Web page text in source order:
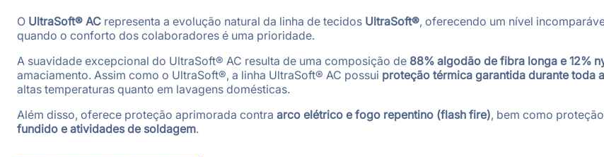
O UltraSoft® AC representa a evolução natural da linha de tecidos UltraSoft®, oferecendo um nível
quando o conforto dos colaboradores é uma prioridade.
A suavidade excepcional do UltraSoft® AC resulta de uma composição de 88% algodão de fibra longa e 12%
amaciamento. Assim como o UltraSoft®, a linha UltraSoft® AC possui proteção térmica garantida durante toda
altas temperaturas quanto em lavagens domésticas.
Além disso, oferece proteção aprimorada contra arco elétrico e fogo repentino (flash fire), bem como
fundido e atividades de soldagem.